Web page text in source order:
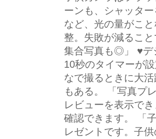
ーンも、シャッタ
など、光の量がこ
整。失敗が減るこ
集合写真も◎」 ♥デ
10秒のタイマーが
なで撮るときに大
もある。 「写真プ
レビューを表示で
確認できます。 「
レゼントです。子